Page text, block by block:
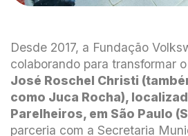
Desde 2017, a Fundação
colaborando para transformar
José Roschel Christi
como Juca Rocha),
Parelheiros, em São Paulo
parceria com a Secretaria